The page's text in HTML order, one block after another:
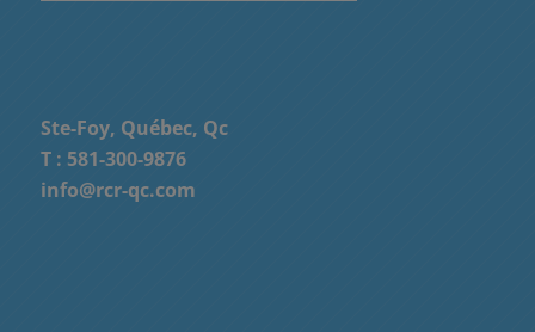
Ste-Foy, Québec, Qc
T : 581-300-9876
info@rcr-qc.com